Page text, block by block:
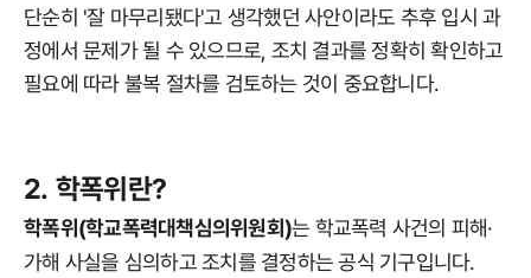
단순히 '잘 마무리됐다'고 생각했던 사안이라도 추후 입시 과
정에서 문제가 될 수 있으므로, 조치 결과를 정확히 확인하고
필요에 따라 불복 절차를 검토하는 것이 중요합니다.
2. 학폭위란?
학폭위(학교폭력대책심의위원회)는 학교폭력 사건의 피해·
가해 사실을 심의하고 조치를 결정하는 공식 기구입니다.